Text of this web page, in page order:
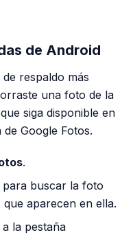
de Android
respaldo más
una foto de la
siga disponible en
Google Fotos.
.
para buscar la foto
aparecen en ella.
la pestaña